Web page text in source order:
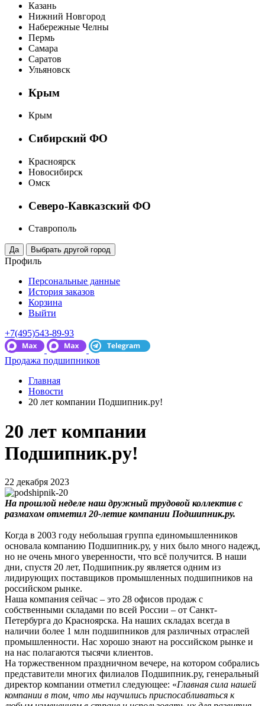
Казань
Нижний Новгород
Набережные Челны
Пермь
Самара
Саратов
Ульяновск
Крым
Крым
Сибирский ФО
Красноярск
Новосибирск
Омск
Северо-Кавказский ФО
Ставрополь
Профиль
Персональные данные
История заказов
Корзина
Выйти
+7(495)543-89-93
Продажа подшипников
Главная
Новости
20 лет компании Подшипник.ру!
20 лет компании
Подшипник.ру!
22 декабря 2023
На прошлой неделе наш дружный трудовой коллектив с
размахом отметил 20-летие компании Подшипник.ру.
Когда в 2003 году небольшая группа единомышленников
основала компанию Подшипник.ру, у них было много надежд,
но не очень много уверенности, что всё получится. В наши
дни, спустя 20 лет, Подшипник.ру является одним из
лидирующих поставщиков промышленных подшипников на
российском рынке.
Наша компания сейчас – это 28 офисов продаж с
собственными складами по всей России – от Санкт-
Петербурга до Красноярска. На наших складах всегда в
наличии более 1 млн подшипников для различных отраслей
промышленности. Нас хорошо знают на российском рынке и
на нас полагаются тысячи клиентов.
На торжественном праздничном вечере, на котором собрались
представители многих филиалов Подшипник.ру, генеральный
директор компании отметил следующее: «Главная сила нашей
компании в том, что мы научились приспосабливаться к